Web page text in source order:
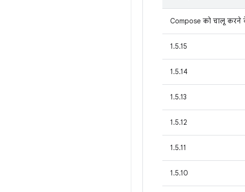
Compose को चालू करने
1.5.15
1.5.14
1.5.13
1.5.12
1.5.11
1.5.10